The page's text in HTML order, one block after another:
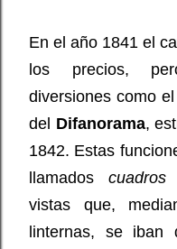
En el año 1841 el
los precios,
diversiones como el
del Difanorama,
1842. Estas
llamados cuadros
vistas que,
linternas, se iban